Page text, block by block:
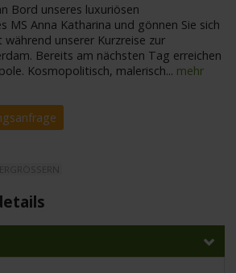
Bord unseres luxuriösen
MS Anna Katharina und gönnen Sie sich
unserer Kurzreise zur
Bereits am nächsten Tag erreichen
Kosmopolitisch, malerisch... mehr